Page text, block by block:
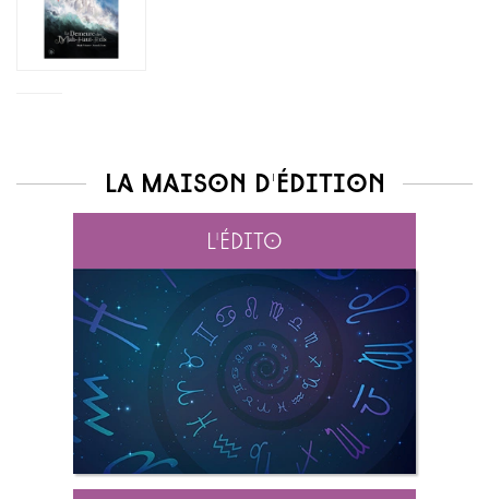
La maison d'édition
L'édito